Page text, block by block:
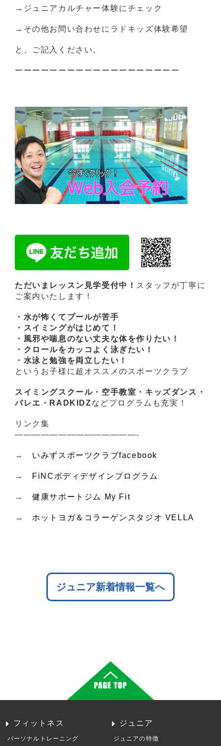
→ジュニアカルチャー体験にチェック
→その他お問い合わせにラドキッズ体験希望
と、ご記入ください。
ーーーーーーーーーーーーーーーーーーー
ただいまレッスン見学受付中！ スタッフが丁寧に
ご案内いたします！
・水が怖くてプールが苦手
・スイミングがはじめて！
・風邪や喘息のない丈夫な体を作りたい！
・クロールをカッコよく泳ぎたい！
・水泳と勉強を両立したい！
というお子様に超オススメのスポーツクラブ
スイミングスクール・空手教室・キッズダンス・
バレエ・RADKIDZなどプログラムも充実！
リンク集
——————————————-
→ いみずスポーツクラブfacebook
→ FiNCボディデザインプログラム
→健康サポートジム My Fit
→ ホットヨガ＆コラーゲンスタジオ VELLA
ジュニア新着情報一覧へ
フィットネス
パーソナルトレーニング
ジュニア
ジュニアの特徴